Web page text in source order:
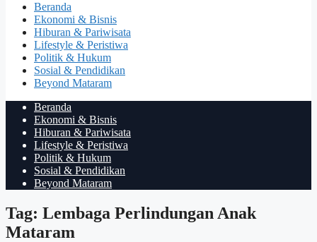
Beranda
Ekonomi & Bisnis
Hiburan & Pariwisata
Lifestyle & Peristiwa
Politik & Hukum
Sosial & Pendidikan
Beyond Mataram
Beranda
Ekonomi & Bisnis
Hiburan & Pariwisata
Lifestyle & Peristiwa
Politik & Hukum
Sosial & Pendidikan
Beyond Mataram
Tag: Lembaga Perlindungan Anak
Mataram